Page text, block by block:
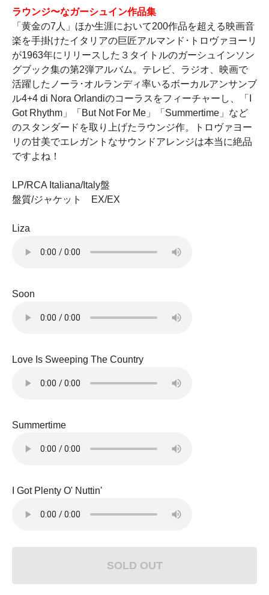
ラウンジ〜なガーシュイン作品集
「黄金の7人」ほか生涯において200作品を超える映画音
楽を手掛けたイタリアの巨匠アルマンド･トロヴァヨーリ
が1963年にリリースした３タイトルのガーシュインソン
グブック集の第2弾アルバム。テレビ、ラジオ、映画で
活躍したノーラ･オルランディ率いるボーカルアンサンブ
ル4+4 di Nora Orlandiのコーラスをフィーチャーし、「I
Got Rhythm」「But Not For Me」「Summertime」など
のスタンダードを取り上げたラウンジ作。トロヴァヨー
リの甘美でエレガントなサウンドアレンジは本当に絶品
ですよね！
LP/RCA Italiana/Italy盤
盤質/ジャケット EX/EX
Liza
Soon
Love Is Sweeping The Country
Summertime
I Got Plenty O' Nuttin'
SOLD OUT